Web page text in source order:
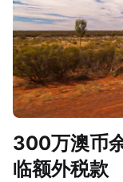
300万澳币
临额外税款